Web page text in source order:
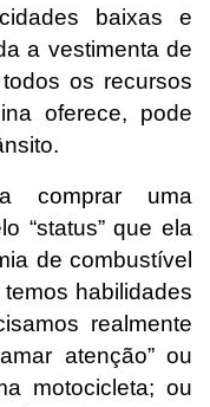
baixas e
a vestimenta de
os recursos
oferece, pode
comprar uma
“status” que ela
de combustível
habilidades
realmente
atenção” ou
motocicleta; ou